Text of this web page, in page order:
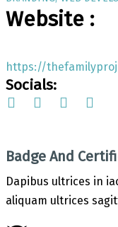
Website :
https://
Socials:
Badge And
Dapibus ultrices in
aliquam ultrices